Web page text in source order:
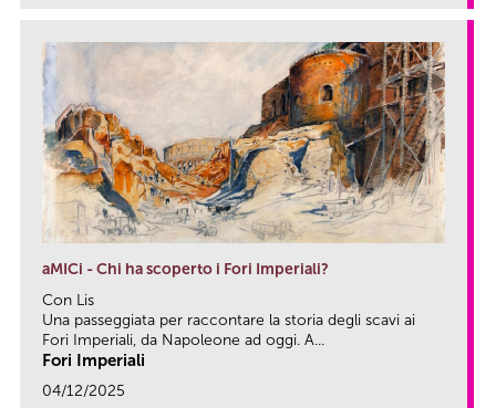
aMICi - Chi ha scoperto i Fori Imperiali?
Con Lis
Una passeggiata per raccontare la storia degli scavi ai
Fori Imperiali, da Napoleone ad oggi. A...
Fori Imperiali
04/12/2025